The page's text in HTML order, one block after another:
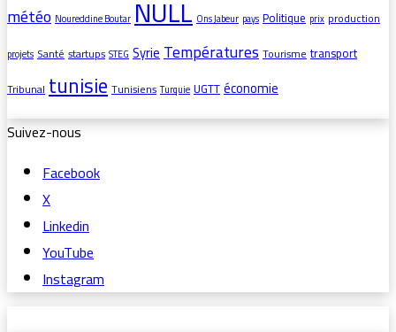
météo Noureddine Boutar NULL Ons Jabeur pays Politique prix production
projets Santéstartups STEG SyrieTempératuresTourismetransport
TribunaltunisieTunisiens Turquie UGTTéconomie
Suivez-nous
Facebook
X
Linkedin
YouTube
Instagram